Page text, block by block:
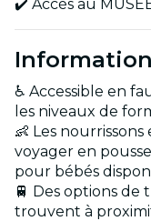
✔️ Accès au
♿ Accessible en
les niveaux de
👶 Les
voyager en
pour bébés
🚆 Des options
trouvent à